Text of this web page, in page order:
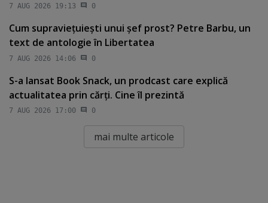
7 AUG 2026 19:13 0
Cum supravieţuieşti unui şef prost? Petre Barbu, un
text de antologie în Libertatea
7 AUG 2026 14:06 0
S-a lansat Book Snack, un prodcast care explică
actualitatea prin cărţi. Cine îl prezintă
7 AUG 2026 17:00 0
mai multe articole